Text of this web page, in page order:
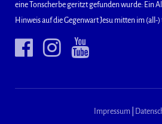
eine Tonscherbe geritzt gefunden wurde: Ein
Hinweis auf die Gegenwart Jesu mitten im (all-)
Impressum